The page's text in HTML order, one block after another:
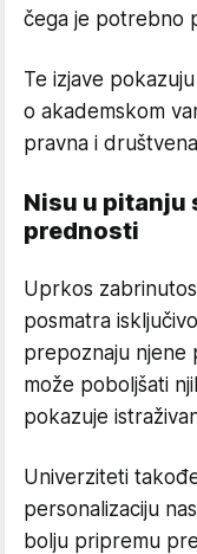
čega je potrebno
Te izjave
o akademskom
pravna i
Nisu u pitanju
prednosti
Uprkos
posmatra
prepoznaju njene
može poboljšati
pokazuje
Univerziteti
personalizaciju
bolju pripremu